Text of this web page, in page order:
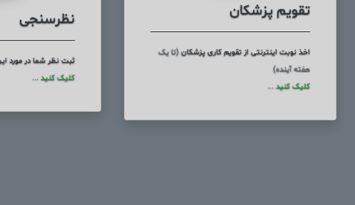
تقویم پزشکان
اخذ نوبت اینترنتی از تقویم کاری پزشکان(تا یک
هفته آینده)
کلیک کنید ...
نظرسنجی
ثبت نظر شما در مورد
کلیک کنید ...